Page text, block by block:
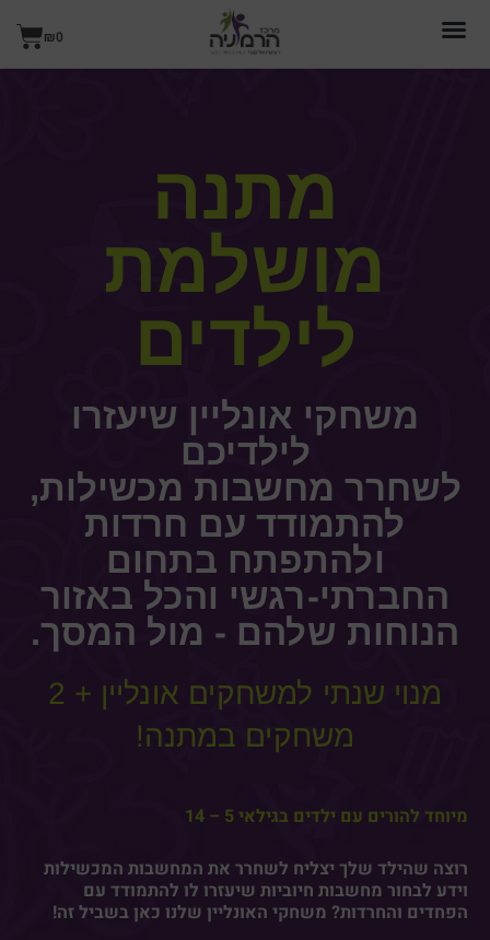
לתוכן
₪0
מתנה
מושלמת
לילדים
משחקי אונליין שיעזרו
לילדיכם
לשחרר מחשבות מכשילות,
להתמודד עם חרדות
ולהתפתח בתחום
החברתי-רגשי והכל באזור
הנוחות שלהם - מול המסך.
מנוי שנתי למשחקים אונליין + 2
משחקים במתנה!
מיוחד להורים עם ילדים בגילאי 5 – 14
רוצה שהילד שלך יצליח לשחרר את המחשבות המכשילות
וידע לבחור מחשבות חיוביות שיעזרו לו להתמודד עם
הפחדים והחרדות? משחקי האונליין שלנו כאן בשביל זה!